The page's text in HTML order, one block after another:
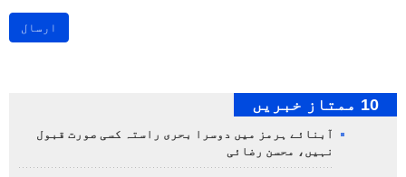
ارسال
10 ممتاز خبریں
آبنائے ہرمز میں دوسرا بحری راستہ کسی صورت قبول
نہیں، محسن رضائی